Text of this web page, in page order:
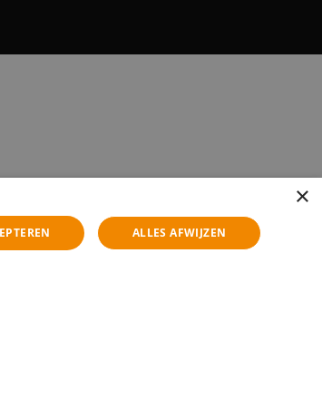
×
ALLES AFWIJZEN